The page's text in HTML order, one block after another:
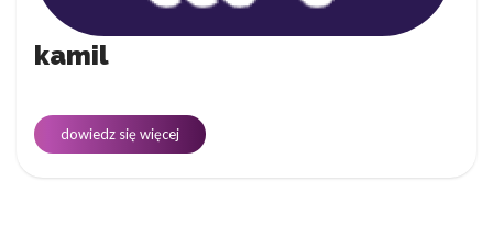
kamil
dowiedz się więcej